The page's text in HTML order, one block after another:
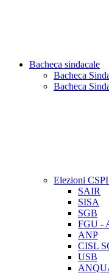
Bacheca sindacale
Bacheca
Bacheca
Elezioni CSPI
SAIR
SISA
SGB
FGU -
ANP
CISL
USB